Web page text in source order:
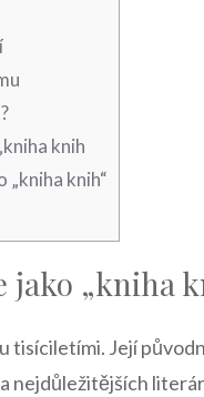
knih
knih“
jako „kniha
Její
nejdůležitějších